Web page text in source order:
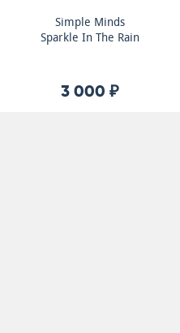
Simple Minds
Sparkle In The Rain
3 000 ₽